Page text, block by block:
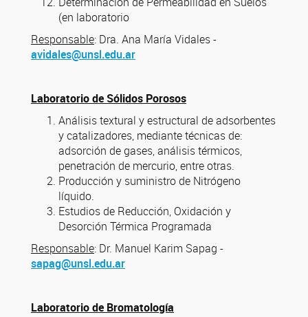
(en laboratorio
Responsable: Dra. Ana María Vidales -
avidales@unsl.edu.ar
Laboratorio de Sólidos Porosos
Análisis textural y estructural de adsorbentes
y catalizadores, mediante técnicas de:
adsorción de gases, análisis térmicos,
penetración de mercurio, entre otras.
Producción y suministro de Nitrógeno
líquido.
Estudios de Reducción, Oxidación y
Desorción Térmica Programada
Responsable: Dr. Manuel Karim Sapag -
sapag@unsl.edu.ar
Laboratorio de Bromatología